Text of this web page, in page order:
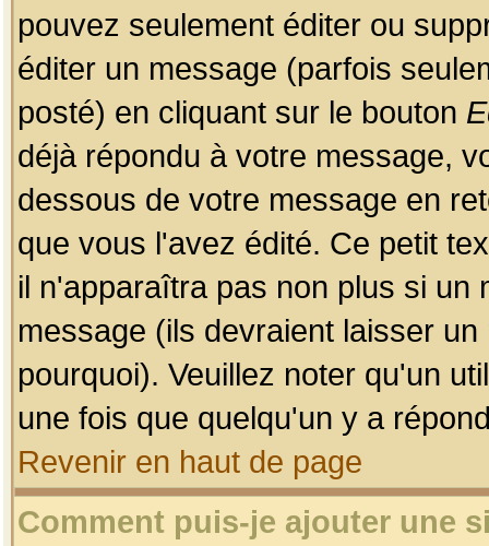
pouvez seulement éditer ou
éditer un message (parfois
posté) en cliquant sur le bouton
déjà répondu à votre message,
dessous de votre message en
que vous l'avez édité. Ce petit
il n'apparaîtra pas non plus si un
message (ils devraient laisser
pourquoi). Veuillez noter qu'un
une fois que quelqu'un y a
Revenir en haut de page
Comment puis-je ajouter une